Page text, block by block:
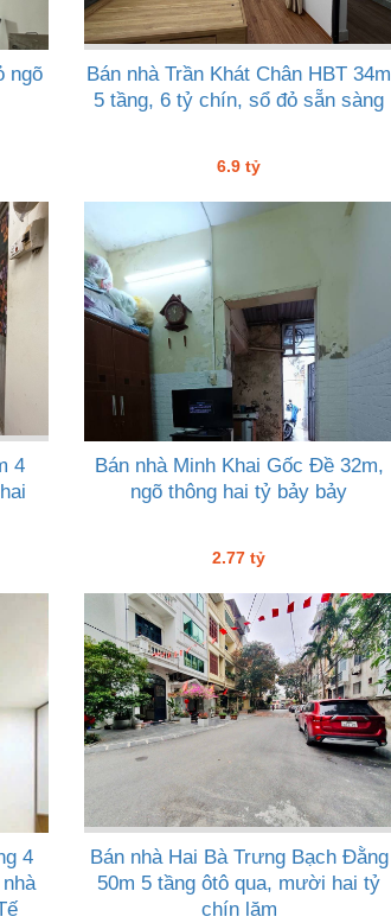
ngõ
Bán nhà Trần Khát Chân HBT 34m
5 tầng, 6 tỷ chín, sổ đỏ sẵn sàng
6.9 tỷ
4
Bán nhà Minh Khai Gốc Đề 32m,
ngõ thông hai tỷ bảy bảy
2.77 tỷ
4
Bán nhà Hai Bà Trưng Bạch Đằng
50m 5 tầng ôtô qua, mười hai tỷ
chín lăm